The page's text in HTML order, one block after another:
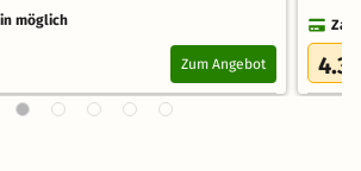
möglich
Zum Angebot 4.3